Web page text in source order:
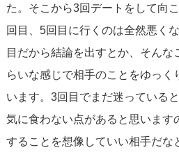
た。そこから3回デートをして向
回目、5回目に行くのは全然悪く
目だから結論を出すとか、そんな
らいな感じで相手のことをゆっく
います。3回目でまだ迷っている
気に食わない点があると思います
することを想像していい相手だな